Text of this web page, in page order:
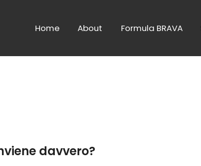
Home About Formula BRAVA
davvero?